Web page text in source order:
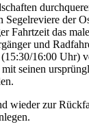
Segelreviere der
Fahrtzeit das
und
16:00 Uhr)
seinen
wieder zur